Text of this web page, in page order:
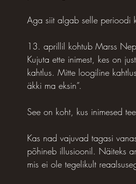
Aga siit algab selle perioodi
13. aprillil kohtub Marss
Kujuta ette inimest, kes on
kahtlus. Mitte loogiline
äkki ma eksin”.
See on koht, kus inimesed
Kas nad vajuvad tagasi
põhineb illusioonil. Näiteks
mis ei ole tegelikult